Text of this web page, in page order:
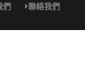
們 聯絡我們